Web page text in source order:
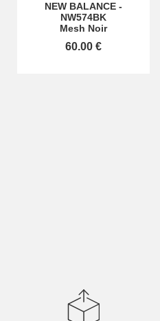
NEW BALANCE -
NW574BK
Mesh Noir
60.00 €